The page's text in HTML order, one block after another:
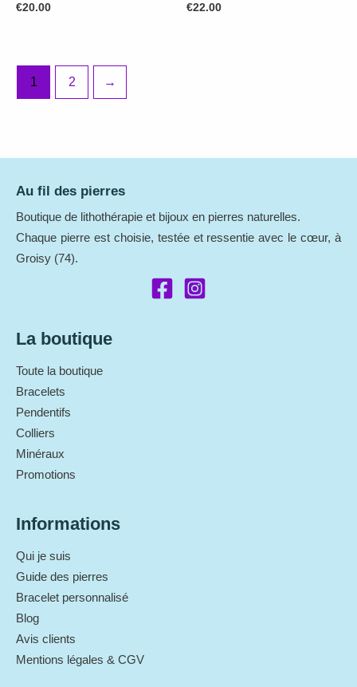
€20.00 €22.00
1 2 →
Au fil des pierres
Boutique de lithothérapie et bijoux en pierres naturelles.
Chaque pierre est choisie, testée et ressentie avec le cœur, à
Groisy (74).
La boutique
Toute la boutique
Bracelets
Pendentifs
Colliers
Minéraux
Promotions
Informations
Qui je suis
Guide des pierres
Bracelet personnalisé
Blog
Avis clients
Mentions légales & CGV